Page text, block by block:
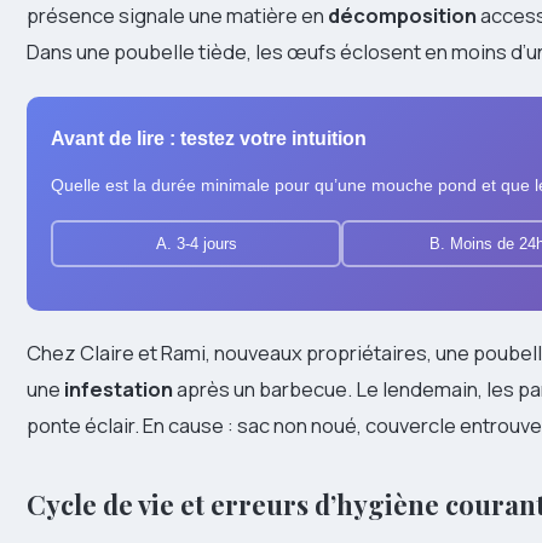
présence signale une matière en décomposition
Dans une poubelle tiède, les œufs éclosent en moins
Avant de lire : testez votre intuition
Quelle est la durée minimale pour qu’une mouche pond et que
A. 3-4 jours B. Moins de
Chez Claire et Rami, nouveaux propriétaires, une
une infestationaprès un barbecue. Le lendemain, les
ponte éclair. En cause : sac non noué, couvercle
Cycle de vie et erreurs d’hygiène